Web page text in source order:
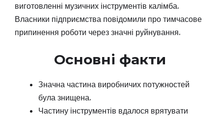
виготовленні музичних інструментів калімба.
Власники підприємства повідомили про тимчасове
припинення роботи через значні руйнування.
Основні факти
Значна частина виробничих потужностей
була знищена.
Частину інструментів вдалося врятувати